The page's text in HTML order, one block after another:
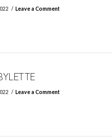
Leave a Comment
Leave a Comment